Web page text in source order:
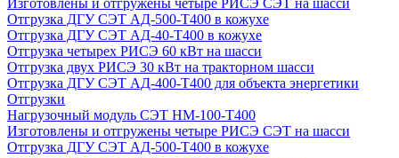
Изготовлены и отгружены четыре РИСЭ СЭТ на шасси
Отгрузка ДГУ СЭТ АД-500-Т400 в кожухе
Отгрузка ДГУ СЭТ АД-40-Т400 в кожухе
Отгрузка четырех РИСЭ 60 кВт на шасси
Отгрузка двух РИСЭ 30 кВт на тракторном шасси
Отгрузка ДГУ СЭТ АД-400-Т400 для объекта энергетики
Отгрузки
Нагрузочный модуль СЭТ НМ-100-Т400
Изготовлены и отгружены четыре РИСЭ СЭТ на шасси
Отгрузка ДГУ СЭТ АД-500-Т400 в кожухе